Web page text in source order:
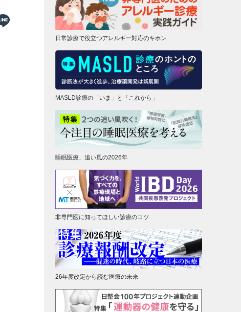
日常診療で役立つアレルギー対応のキホン
MASLD診療の「いま」と「これから」
睡眠医療、追い風の2026年
非専門医に知ってほしい診療のコツ
26年度改定から読む医療の未来